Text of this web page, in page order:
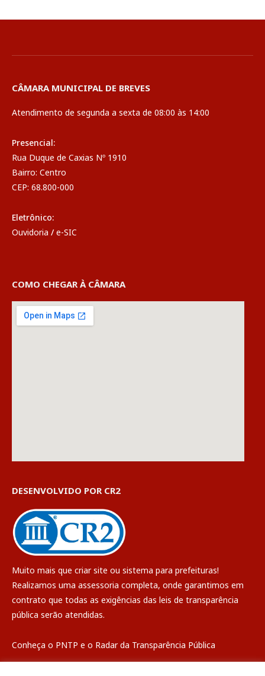
CÂMARA MUNICIPAL DE BREVES
Atendimento de segunda a sexta de 08:00 às 14:00
Presencial:
Rua Duque de Caxias Nº 1910
Bairro: Centro
CEP: 68.800-000
Eletrônico:
Ouvidoria / e-SIC
COMO CHEGAR À CÂMARA
DESENVOLVIDO POR CR2
Muito mais que criar site ou sistema para prefeituras!
Realizamos uma assessoria completa, onde garantimos em
contrato que todas as exigências das leis de transparência
pública serão atendidas.
Conheça o PNTP e o Radar da Transparência Pública